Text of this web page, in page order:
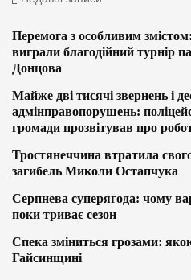
Перемога з особливим
виграли благодійний турнір
Донцова
Майже дві тисячі звернень і
адмінправопорушень:
громади прозвітував про
Тростянеччина втратила
загибель Миколи Остапчука
Серпнева суперягода: чому
поки триває сезон
Спека зміниться грозами:
Гайсинщині